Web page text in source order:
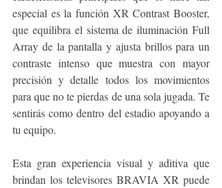
especial es la función XR Contrast Booster,
que equilibra el sistema de iluminación Full
Array de la pantalla y ajusta brillos para un
contraste intenso que muestra con mayor
precisión y detalle todos los movimientos
para que no te pierdas de una sola jugada. Te
sentirás como dentro del estadio apoyando a
tu equipo.
Esta gran experiencia visual y aditiva que
brindan los televisores BRAVIA XR puede